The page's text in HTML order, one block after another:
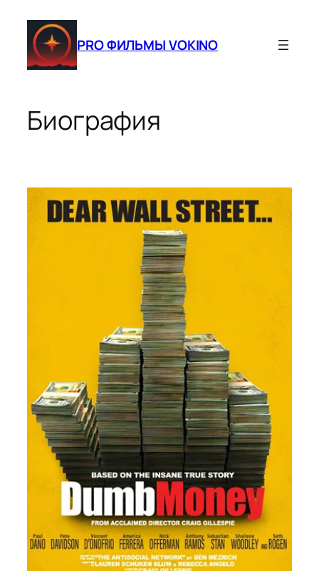
содержимомуPRO ФИЛЬМЫ VOKINO
Биография